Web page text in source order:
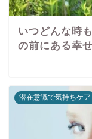
いつどんな時
の前にある幸
潜在意識で気持ちケア